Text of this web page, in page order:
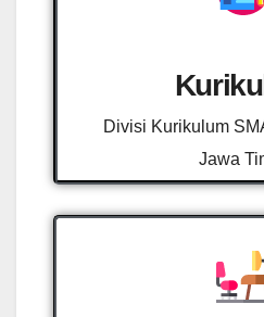
Divisi Kurikulum
Jawa